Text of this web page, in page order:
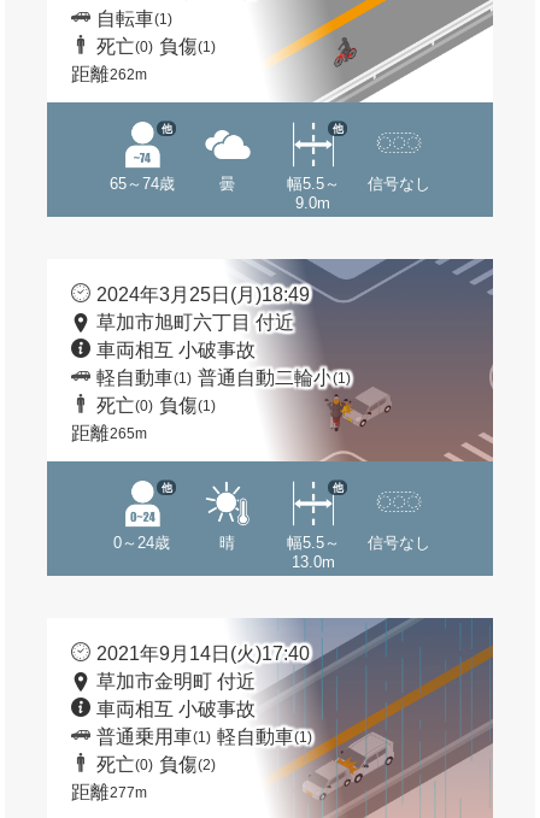
自転車(1)
死亡(0) 負傷(1)
距離262m
65～74歳
他
曇
幅5.5～
9.0m
他
信号なし
2024年3月25日(月)18:49
草加市旭町六丁目 付近
車両相互 小破事故
軽自動車(1) 普通自動二輪小(1)
死亡(0) 負傷(1)
距離265m
0～24歳
他
晴
幅5.5～
13.0m
他
信号なし
2021年9月14日(火)17:40
草加市金明町 付近
車両相互 小破事故
普通乗用車(1) 軽自動車(1)
死亡(0) 負傷(2)
距離277m